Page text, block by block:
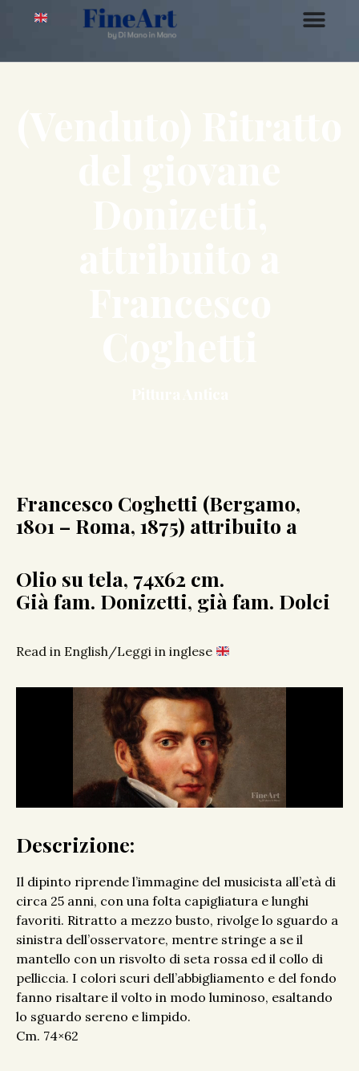
Francesco Coghetti (Bergamo,
1801 – Roma, 1875) attribuito a
Olio su tela, 74x62 cm.
Già fam. Donizetti, già fam. Dolci
Read in English/Leggi in inglese
Descrizione:
Il dipinto riprende l’immagine del musicista all’età di
circa 25 anni, con una folta capigliatura e lunghi
favoriti. Ritratto a mezzo busto, rivolge lo sguardo a
sinistra dell’osservatore, mentre stringe a se il
mantello con un risvolto di seta rossa ed il collo di
pelliccia. I colori scuri dell’abbigliamento e del fondo
fanno risaltare il volto in modo luminoso, esaltando
lo sguardo sereno e limpido.
Cm. 74×62